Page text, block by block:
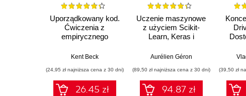
Uporządkowany kod.
Ćwiczenia z
empirycznego
oprogramowania
Kent Beck
(24,95 zł najniższa cena z 30 dni)
26.45 zł
Uczenie maszynowe
z użyciem Scikit-
Learn, Keras i
III
Aurélien Géron
(89,50 zł najniższa cena z 30 dni)
94.87 zł
(39,50 zł